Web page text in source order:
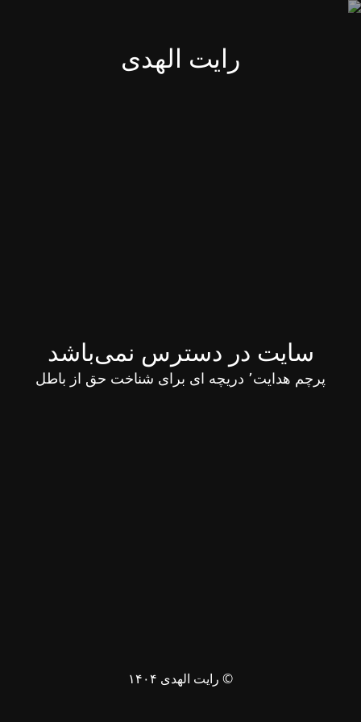
رایت الهدی
سایت در دسترس نمی‌باشد
پرچم هدایت٬ دریچه ای برای شناخت حق از باطل
© رایت الهدی ۱۴۰۴